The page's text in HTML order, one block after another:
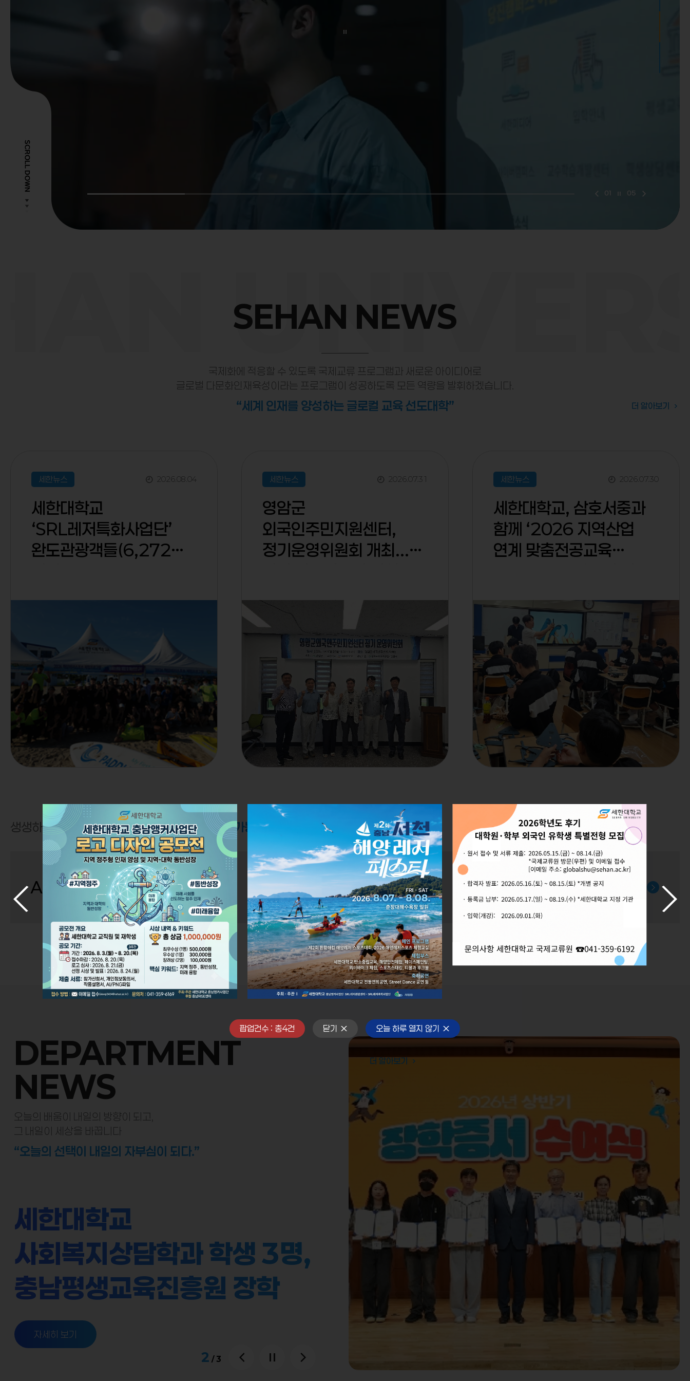
팝업건수 : 총4건 닫기 오늘 하루 열지 않기
SCROLL DOWN
01 05
SEHAN NEWS
국제화에 적응할 수 있도록 국제교류 프로그램과 새로운 아이디어로
글로벌 다문화인재육성이라는 프로그램이 성공하도록 모든 역량을 발휘하겠습니다.
“세계 인재를 양성하는 글로컬 교육 선도대학”
세한뉴스 2026.08.04
세한대학교
‘SRL레저특화사업단’
완도관광객들(6,272명)
세한뉴스 2026.07. 31
영암군
외국인주민지원센터,
정기운영위원회 개최...
세한뉴스 2026.07. 30
세한대학교, 삼호서중과
함께 ‘2026 지역산업
연계 맞춤전공교육
창의융합 역량과 진로
탐색 기회 제공
더 알아보기
생생하게 보여주는 세한대학교의“배움을 통해 가능성을 키우고, 미래로 나아가는 대학”
AI 학습관리시스템 AI 학생성장시스템 세한미디어
DEPARTMENT
NEWS
오늘의 배움이 내일의 방향이 되고,
그 내일이 세상을 바꿉니다
“오늘의 선택이 내일의 자부심이 되다.”
세한대학교
사회복지상담학과 학생 3명,
충남평생교육진흥원 장학생
선정
자세히 보기
더 알아보기
2 / 3